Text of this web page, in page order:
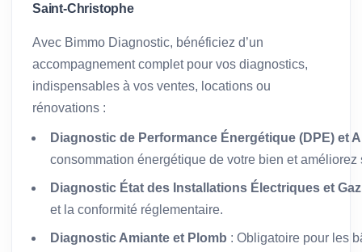
Saint-Christophe
Avec Bimmo Diagnostic, bénéficiez d’un
accompagnement complet pour vos diagnostics,
indispensables à vos ventes, locations ou
rénovations :
Diagnostic de Performance Énergétique (DPE) et
consommation énergétique de votre bien et améliorez
Diagnostic État des Installations Électriques et Gaz
et la conformité réglementaire.
Diagnostic Amiante et Plomb : Obligatoire pour les